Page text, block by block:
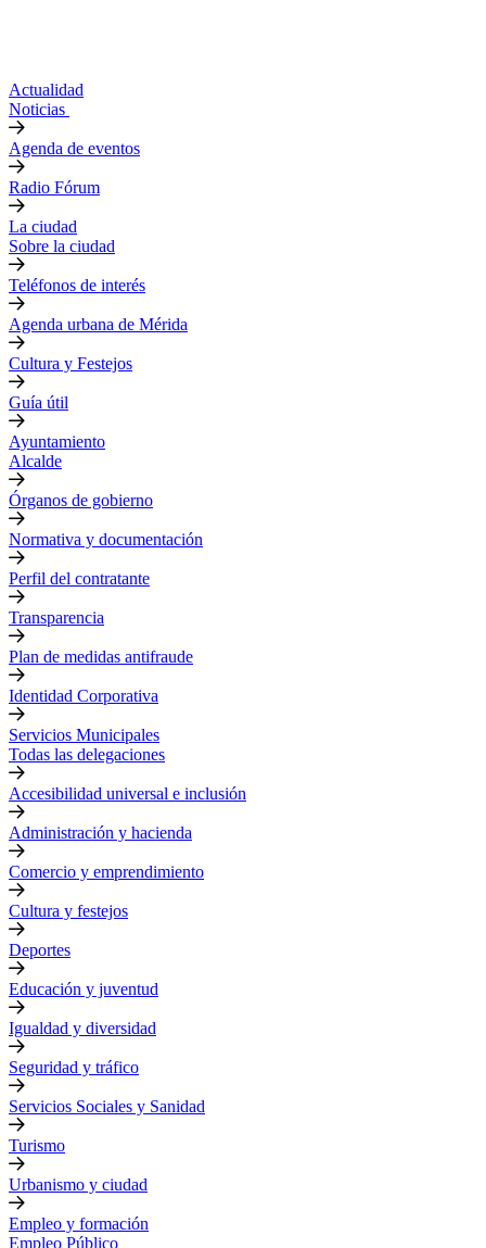
Actualidad
Noticias
Agenda de eventos
Radio Fórum
La ciudad
Sobre la ciudad
Teléfonos de interés
Agenda urbana de Mérida
Cultura y Festejos
Guía útil
Ayuntamiento
Alcalde
Órganos de gobierno
Normativa y documentación
Perfil del contratante
Transparencia
Plan de medidas antifraude
Identidad Corporativa
Servicios Municipales
Todas las delegaciones
Accesibilidad universal e inclusión
Administración y hacienda
Comercio y emprendimiento
Cultura y festejos
Deportes
Educación y juventud
Igualdad y diversidad
Seguridad y tráfico
Servicios Sociales y Sanidad
Turismo
Urbanismo y ciudad
Empleo y formación
Empleo Público